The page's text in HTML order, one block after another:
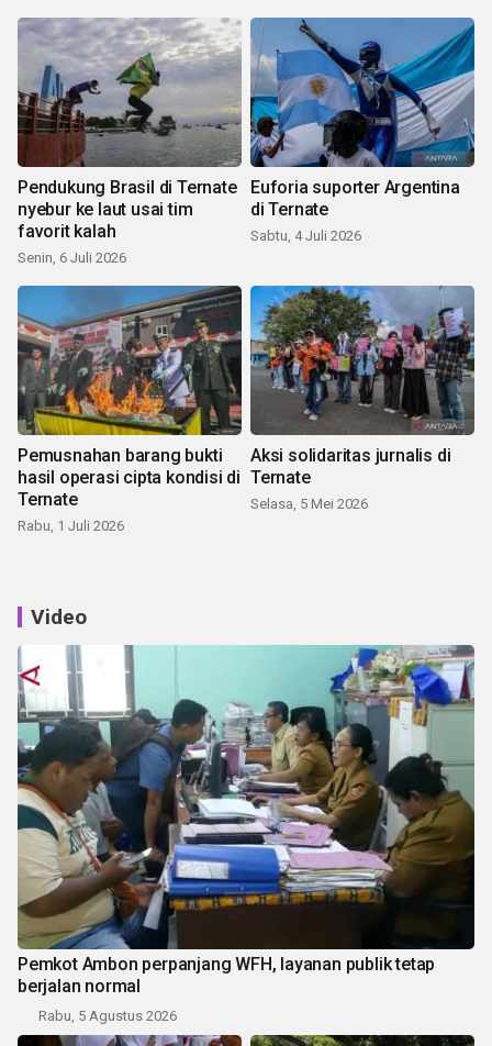
Pendukung Brasil di Ternate
nyebur ke laut usai tim
favorit kalah
Senin, 6 Juli 2026
Euforia suporter Argentina
di Ternate
Sabtu, 4 Juli 2026
Pemusnahan barang bukti
hasil operasi cipta kondisi di
Ternate
Rabu, 1 Juli 2026
Aksi solidaritas jurnalis di
Ternate
Selasa, 5 Mei 2026
Video
Pemkot Ambon perpanjang WFH, layanan publik tetap
berjalan normal
Rabu, 5 Agustus 2026